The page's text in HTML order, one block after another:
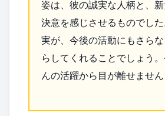
姿は、彼の誠実な人柄と、
決意を感じさせるものでし
実が、今後の活動にもさら
らしてくれることでしょう
んの活躍から目が離せません